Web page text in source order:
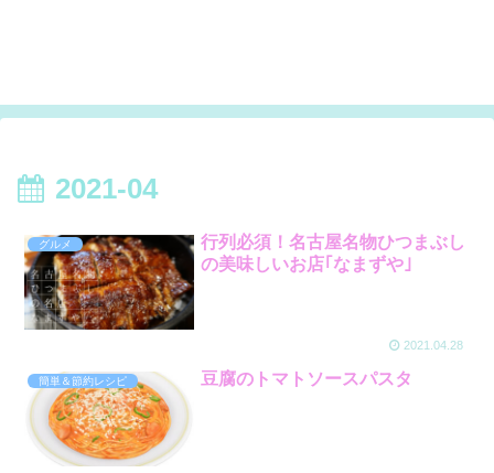
2021-04
グルメ
行列必須！名古屋名物ひつまぶし
の美味しいお店｢なまずや｣
2021.04.28
簡単＆節約レシピ 豆腐のトマトソースパスタ